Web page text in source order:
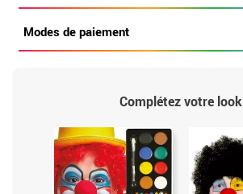
Modes de paiement
Complétez votre look